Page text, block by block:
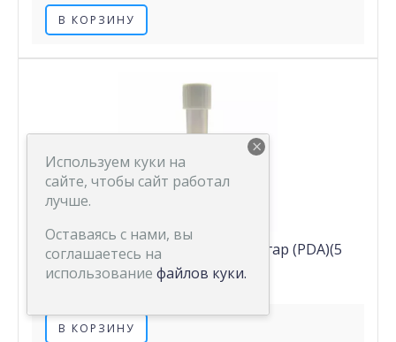
В КОРЗИНУ
Картофельный декстрозный агар (PDA)(5
мл)
В КОРЗИНУ
Используем куки на
сайте, чтобы сайт работал
лучше.
Оставаясь с нами, вы
соглашаетесь на
использование файлов куки.
×